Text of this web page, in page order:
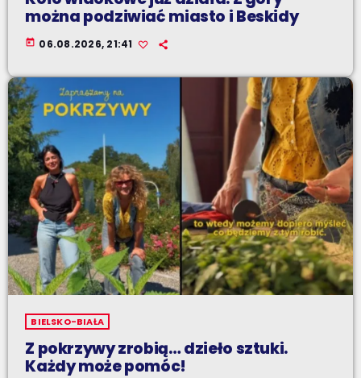
można podziwiać miasto i Beskidy
today 06.08.2026, 21:41
BIELSKO-BIAŁA
Z pokrzywy zrobią… dzieło sztuki.
Każdy może pomóc!